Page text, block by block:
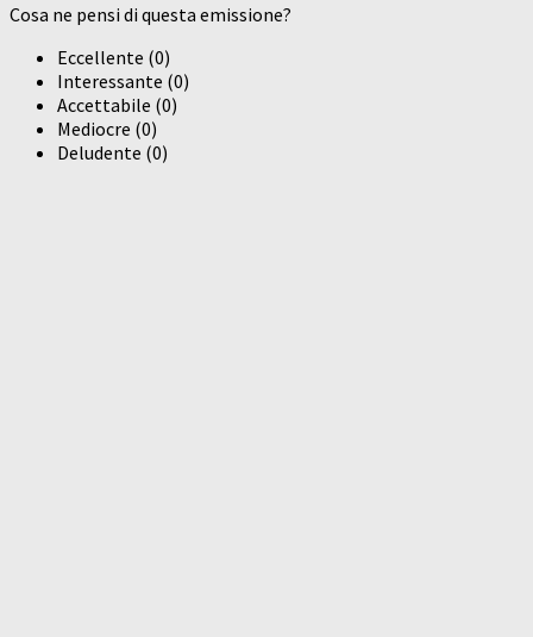
Cosa ne pensi di questa emissione?
Eccellente (0)
Interessante (0)
Accettabile (0)
Mediocre (0)
Deludente (0)